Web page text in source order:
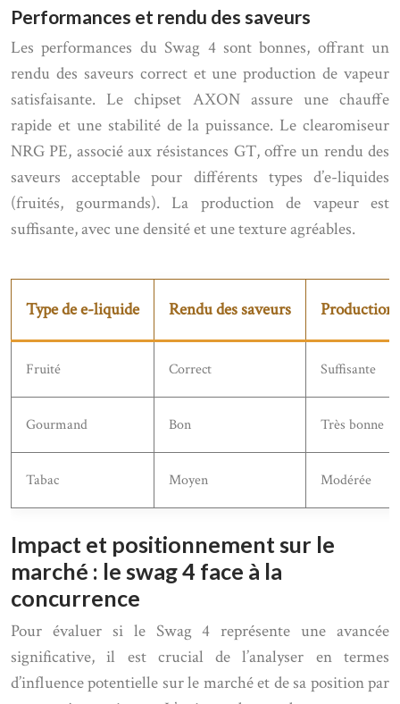
Performances et rendu des saveurs
Les performances du Swag 4 sont bonnes, offrant un
rendu des saveurs correct et une production de vapeur
satisfaisante. Le chipset AXON assure une chauffe
rapide et une stabilité de la puissance. Le clearomiseur
NRG PE, associé aux résistances GT, offre un rendu des
saveurs acceptable pour différents types d’e-liquides
(fruités, gourmands). La production de vapeur est
suffisante, avec une densité et une texture agréables.
Type de e-liquide Rendu des saveurs Production
Fruité Correct Suffisante
Gourmand Bon Très bonne
Tabac Moyen Modérée
Impact et positionnement sur le
marché : le swag 4 face à la
concurrence
Pour évaluer si le Swag 4 représente une avancée
significative, il est crucial de l’analyser en termes
d’influence potentielle sur le marché et de sa position par